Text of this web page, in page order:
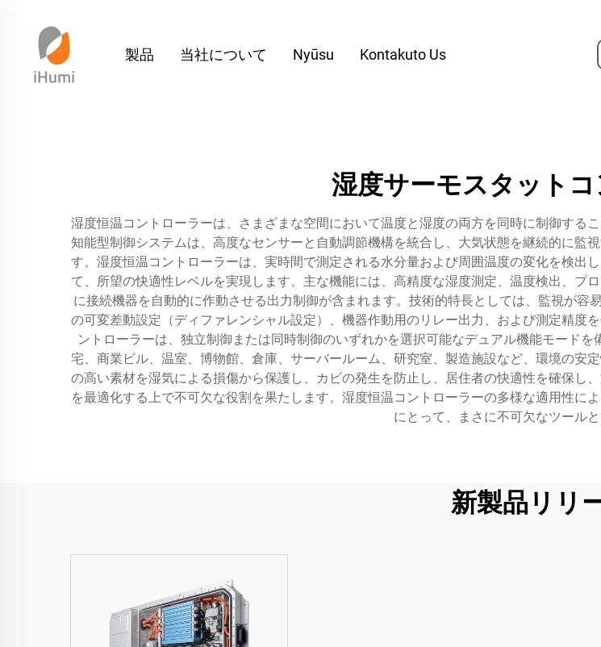
製品 当社について Nyūsu Kontakuto Us
湿度サーモスタット
湿度恒温コントローラーは、さまざまな空間において温度と湿度の両方を同時に制御する
知能型制御システムは、高度なセンサーと自動調節機構を統合し、大気状態を継続的に監
す。湿度恒温コントローラーは、実時間で測定される水分量および周囲温度の変化を検出
て、所望の快適性レベルを実現します。主な機能には、高精度な湿度測定、温度検出、プ
に接続機器を自動的に作動させる出力制御が含まれます。技術的特長としては、監視が
の可変差動設定（ディファレンシャル設定）、機器作動用のリレー出力、および測定精度
ントローラーは、独立制御または同時制御のいずれかを選択可能なデュアル機能モード
宅、商業ビル、温室、博物館、倉庫、サーバールーム、研究室、製造施設など、環境の安
の高い素材を湿気による損傷から保護し、カビの発生を防止し、居住者の快適性を確保し
を最適化する上で不可欠な役割を果たします。湿度恒温コントローラーの多様な適用性に
にとって、まさに不可欠なツールと
新製品リリ